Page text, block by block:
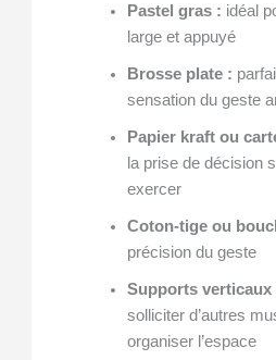
Pastel gras : idéal
large et appuyé
Brosse plate :
sensation du geste
Papier kraft ou
la prise de décision
exercer
Coton-tige ou
précision du geste
Supports verticaux
solliciter d’autres
organiser l’espace